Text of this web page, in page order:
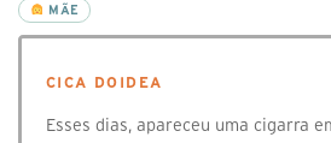
MÃE
CICA DOIDEA
Esses dias, apareceu uma cigarra